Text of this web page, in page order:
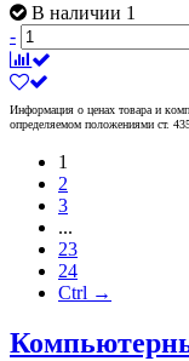
В наличии 1
-
Информация о ценах товара и
определяемом положениями ст.
1
2
3
...
23
24
Ctrl →